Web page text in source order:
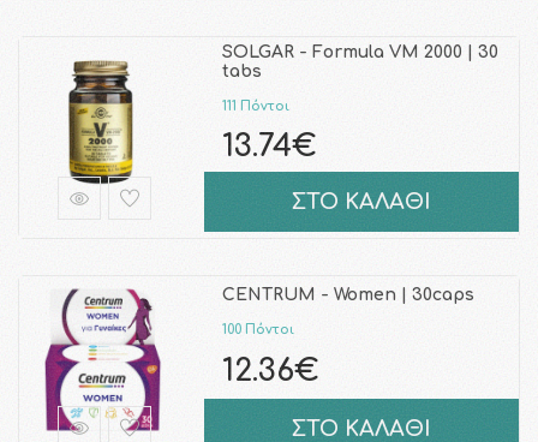
SOLGAR - Formula VM 2000 | 30
tabs
111 Πόντοι
13.74€
ΣΤΟ ΚΑΛΑΘΙ
CENTRUM - Women | 30caps
100 Πόντοι
12.36€
ΣΤΟ ΚΑΛΑΘΙ